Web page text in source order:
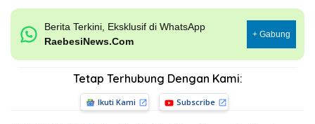
Berita Terkini, Eksklusif di WhatsApp
RaebesiNews.Com
+ Gabung
Tetap Terhubung Dengan Kami:
Ikuti Kami Subscribe